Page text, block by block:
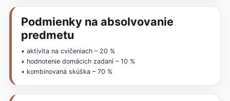
Podmienky na absolvovanie
predmetu
• aktivita na cvičeniach – 20 %
• hodnotenie domácich zadaní – 10 %
• kombinovaná skúška – 70 %